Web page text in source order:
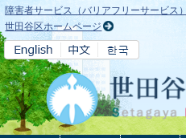
本文へ
障害者サービス（バリアフリーサービス）
世田谷区ホームページ